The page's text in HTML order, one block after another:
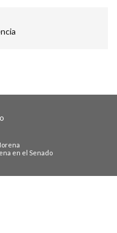
en el Senado